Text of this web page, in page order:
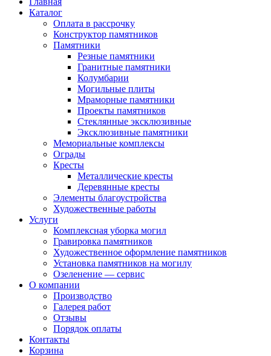
Каталог
Оплата в рассрочку
Конструктор памятников
Памятники
Резные памятники
Гранитные памятники
Колумбарии
Могильные плиты
Мраморные памятники
Проекты памятников
Стеклянные эксклюзивные
Эксклюзивные памятники
Мемориальные комплексы
Ограды
Кресты
Металлические кресты
Деревянные кресты
Элементы благоустройства
Художественные работы
Услуги
Комплексная уборка могил
Гравировка памятников
Художественное оформление памятников
Установка памятников на могилу
Озеленение — сервис
О компании
Производство
Галерея работ
Отзывы
Порядок оплаты
Контакты
Корзина